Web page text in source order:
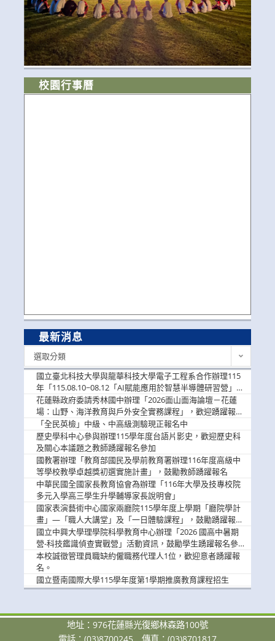
校園行事曆
最新消息
選取分類
國立臺北科技大學與龍華科技大學電子工程系合作辦理115
年「115.08.10~08.12「AI賦能應用於智慧半導體研習營」，
歡迎學生踴躍報名參加
花蓮縣政府委請秀林國中辦理「2026面山面海論壇－花蓮
場：山野、海洋教育與戶外安全實務課程」，歡迎踴躍報名
參加
「全民英檢」中級、中高級測驗現正報名中
歷史學科中心參與辦理115學年度台語片影史，歡迎歷史科
及關心本議題之教師踴躍報名參加
國教署辦理「教育部國民及學前教育署辦理116年度高級中
等學校教學卓越獎初選實施計畫」，鼓勵教師踴躍報名
中華民國全國家長教育協會為辦理「116年大學及技專校院
多元入學高三學生升學輔導家長說明會」
國家表演藝術中心國家兩廳院115學年度上學期「廳院學計
畫」—「職人大講堂」及「一日體驗課程」，鼓勵踴躍報名
參與。
國立中興大學理學院科學教育中心辦理「2026 國高中暑期
營-科技鑑識偵查實戰營」活動資訊，鼓勵學生踴躍報名參
加。
本校誠徵管理員職缺約僱職務代理人1位，歡迎意者踴躍報
名。
國立暨南國際大學115學年度第1學期推廣教育課程招生
地址：976花蓮縣光復鄉林森路100號